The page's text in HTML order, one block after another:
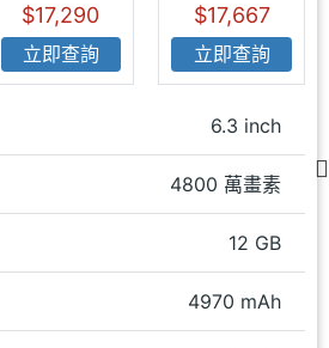
$17,290
立即查詢
$17,667
立即查詢
6.3 inch
4800 萬畫素
12 GB
4970 mAh